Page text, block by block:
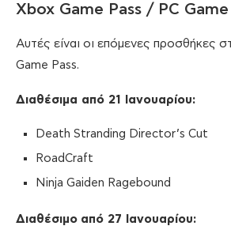
Xbox Game Pass / PC Game
Αυτές είναι οι επόμενες προσθήκες
Game Pass.
Διαθέσιμα από 21 Ιανουαρίου:
Death Stranding Director’s Cut
RoadCraft
Ninja Gaiden Ragebound
Διαθέσιμο από 27 Ιανουαρίου: